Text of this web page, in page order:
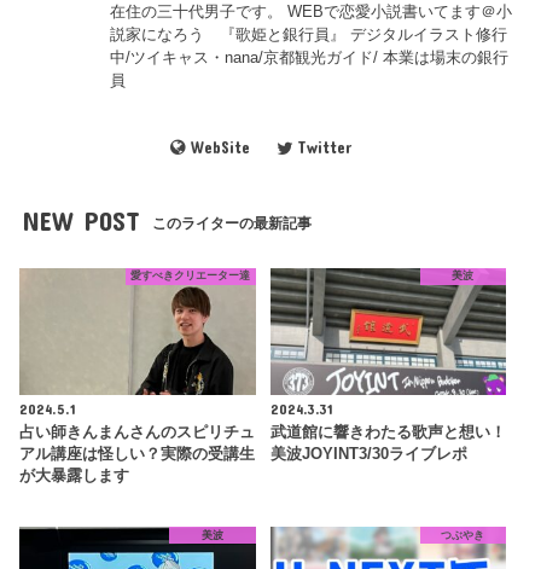
在住の三十代男子です。 WEBで恋愛小説書いてます＠小
説家になろう 『歌姫と銀行員』 デジタルイラスト修行
中/ツイキャス・nana/京都観光ガイド/ 本業は場末の銀行
員
WebSite Twitter
NEW POST このライターの最新記事
愛すべきクリエーター達
2024.5.1
占い師きんまんさんのスピリチュ
アル講座は怪しい？実際の受講生
が大暴露します
美波
2024.3.31
武道館に響きわたる歌声と想い！
美波JOYINT3/30ライブレポ
美波 つぶやき